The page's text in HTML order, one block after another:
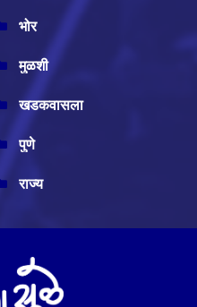
भोर
मुळशी
खडकवासला
पुणे
राज्य